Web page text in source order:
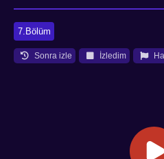
7.Bölüm
Sonra izle İzledim